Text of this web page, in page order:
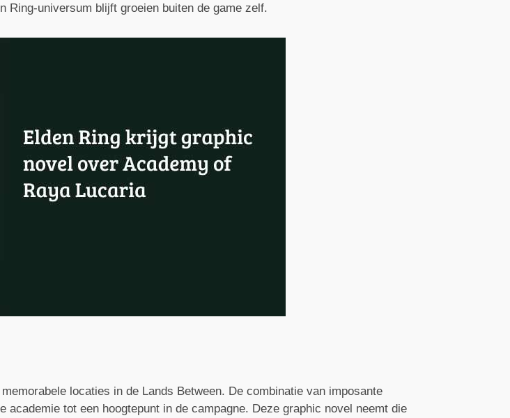
Ring-universum blijft groeien buiten de game zelf.
locaties in de Lands Between. De combinatie van imposante
tot een hoogtepunt in de campagne. Deze graphic novel neemt die